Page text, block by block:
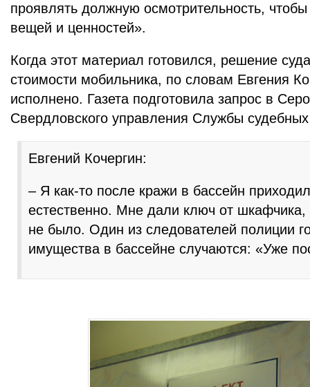
проявлять должную осмотрительность,
вещей и ценностей».
Когда этот материал готовился, решение
стоимости мобильника, по словам Евгения
исполнено. Газета подготовила запрос в
Свердловского управления Службы
Евгений Кочергин:
– Я как-то после кражи в бассейн
естественно. Мне дали ключ от шкафчика,
не было. Один из следователей полиции
имущества в бассейне случаются: «Уже